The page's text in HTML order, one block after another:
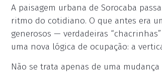
A paisagem urbana de Sorocaba
ritmo do cotidiano. O que antes era
generosos — verdadeiras
uma nova lógica de ocupação: a
Não se trata apenas de uma